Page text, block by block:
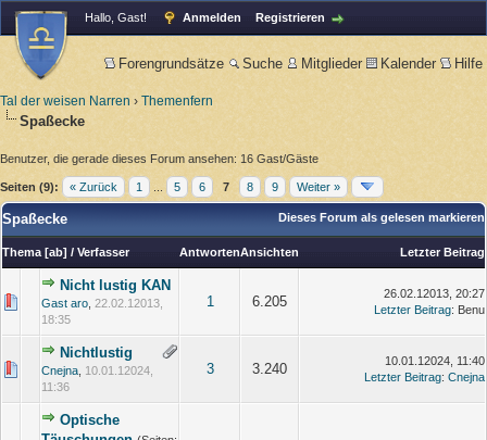
Hallo, Gast! Anmelden Registrieren
Forengrundsätze Suche Mitglieder Kalender Hilfe
Tal der weisen Narren › Themenfern
Spaßecke
Benutzer, die gerade dieses Forum ansehen: 16 Gast/Gäste
Seiten (9): « Zurück 1 5 6 7 8 9 Weiter »
Dieses Forum als gelesen markieren
Spaßecke
Thema [ab] / Verfasser AntwortenAnsichten Letzter Beitrag
Nicht lustig KAN
Gast aro 22.02.12013,
18:35
1 6.205
26.02.12013, 20:27
Letzter Beitrag: Benu
Nichtlustig
Cnejna 10.01.12024,
11:36
3 3.240
10.01.12024, 11:40
Letzter Beitrag: Cnejna
Optische